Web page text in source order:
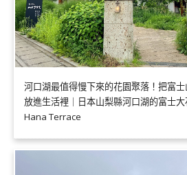
河口湖最值得慢下來的花園聚落！把富
放進生活裡｜日本山梨縣河口湖的富士
Hana Terrace